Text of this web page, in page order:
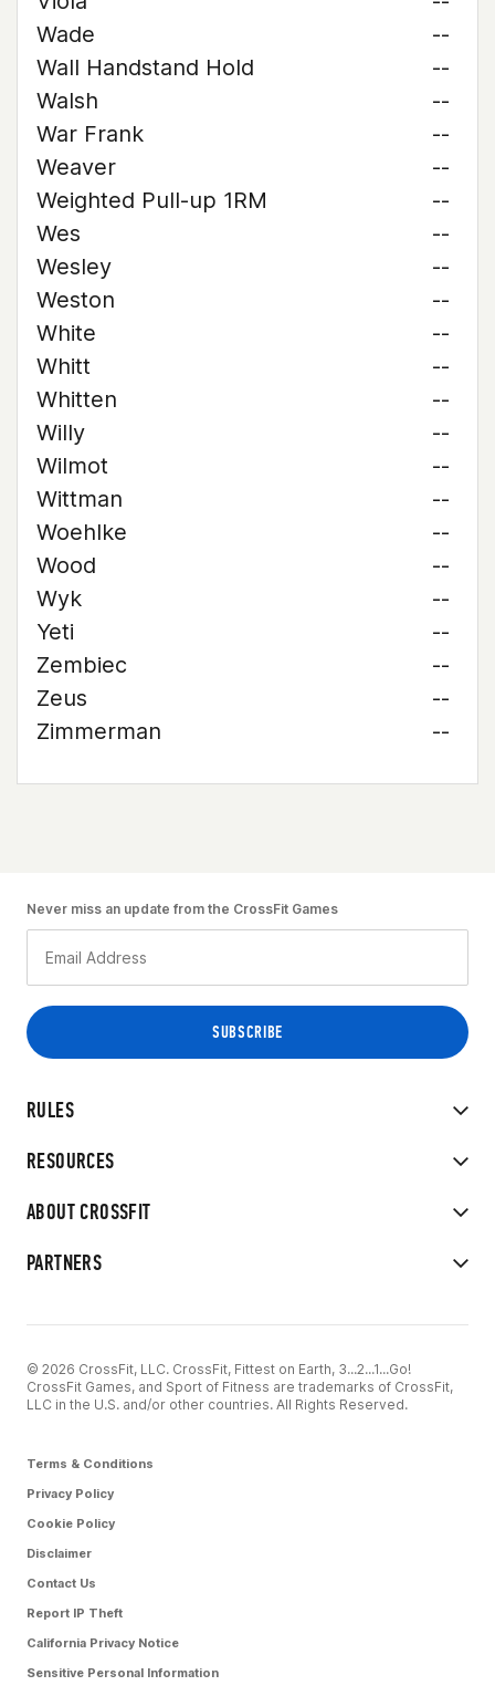
Wade
--
Wall Handstand Hold
--
Walsh
--
War Frank
--
Weaver
--
Weighted Pull-up 1RM
--
Wes
--
Wesley
--
Weston
--
White
--
Whitt
--
Whitten
--
Willy
--
Wilmot
--
Wittman
--
Woehlke
--
Wood
--
Wyk
--
Yeti
--
Zembiec
--
Zeus
--
Zimmerman
--
RULES
RESOURCES
ABOUT CROSSFIT
PARTNERS
Never miss an update from the CrossFit Games
© 2026 CrossFit, LLC. CrossFit, Fittest on Earth, 3...2...1...Go!
CrossFit Games, and Sport of Fitness are trademarks of CrossFit,
LLC in the U.S. and/or other countries. All Rights Reserved.
Terms & Conditions
Privacy Policy
Cookie Policy
Disclaimer
Contact Us
Report IP Theft
California Privacy Notice
Sensitive Personal Information